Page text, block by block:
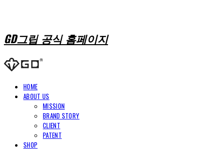
GD그립 공식 홈페이지
HOME
ABOUT US
MISSION
BRAND STORY
CLIENT
PATENT
SHOP